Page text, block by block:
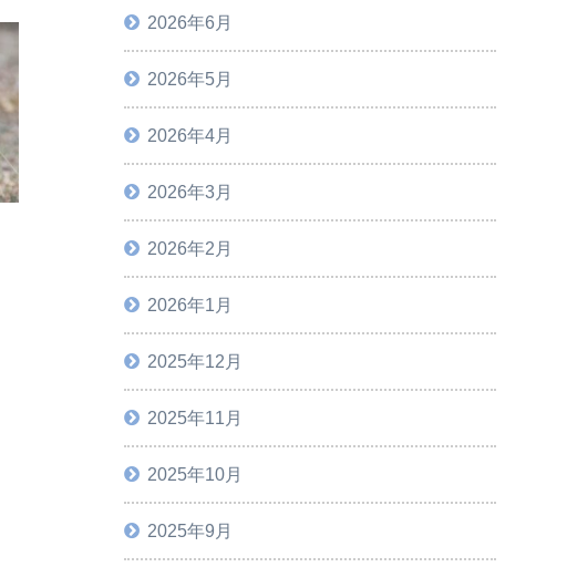
2026年6月
2026年5月
2026年4月
2026年3月
2026年2月
2026年1月
2025年12月
2025年11月
2025年10月
2025年9月